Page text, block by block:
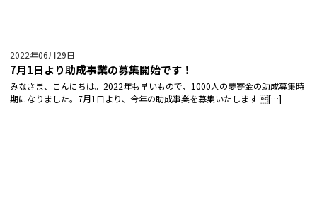
2022年06月29日
7月1日より助成事業の募集開始です！
みなさま、こんにちは。2022年も早いもので、1000人の夢寄金の助成募集時
期になりました。7月1日より、今年の助成事業を募集いたします […]